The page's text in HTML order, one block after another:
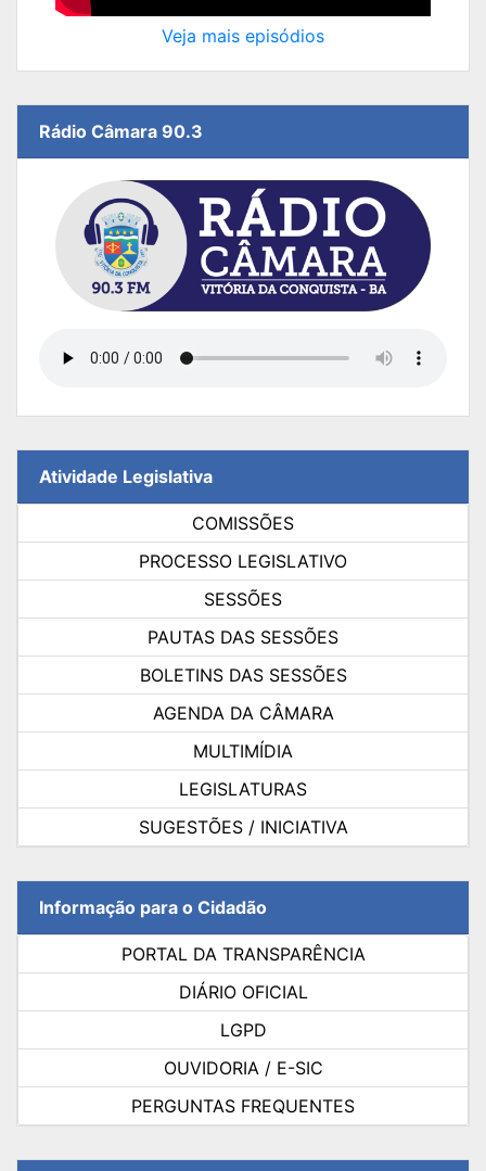
Veja mais episódios
Rádio Câmara 90.3
Atividade Legislativa
COMISSÕES
PROCESSO LEGISLATIVO
SESSÕES
PAUTAS DAS SESSÕES
BOLETINS DAS SESSÕES
AGENDA DA CÂMARA
MULTIMÍDIA
LEGISLATURAS
SUGESTÕES / INICIATIVA
Informação para o Cidadão
PORTAL DA TRANSPARÊNCIA
DIÁRIO OFICIAL
LGPD
OUVIDORIA / E-SIC
PERGUNTAS FREQUENTES